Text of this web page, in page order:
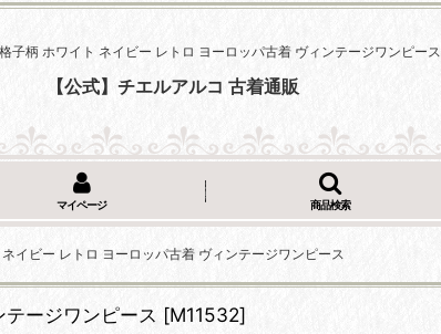
子柄 ホワイト ネイビー レトロ ヨーロッパ古着 ヴィンテージワンピース
【公式】チエルアルコ 古着通販
マイページ 商品検索
イビー レトロ ヨーロッパ古着 ヴィンテージワンピース
ージワンピース [M11532]